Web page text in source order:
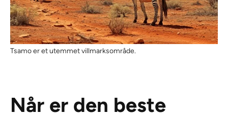
Tsamo er et utemmet villmarksområde.
Når er den beste